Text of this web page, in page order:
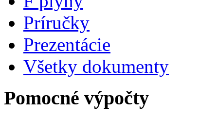
Príručky
Prezentácie
Všetky dokumenty
Pomocné výpočty